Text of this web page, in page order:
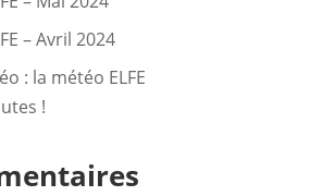
– Avril 2024
: la météo ELFE
!